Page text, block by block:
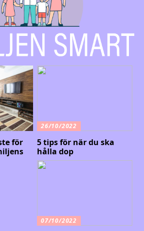
för
26/10/2022
5 tips för när du ska
hålla dop
07/10/2022